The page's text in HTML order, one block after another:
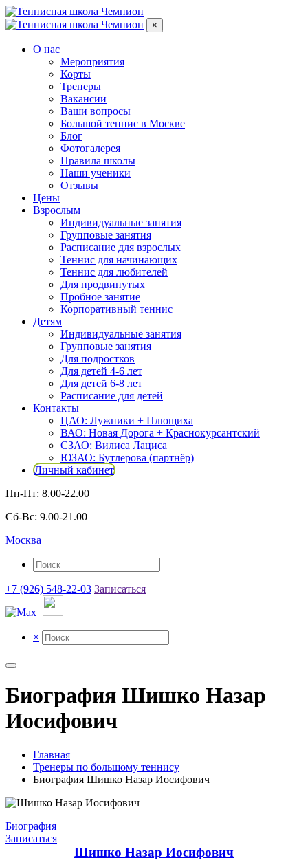
×
О нас
Мероприятия
Корты
Тренеры
Вакансии
Ваши вопросы
Большой теннис в Москве
Блог
Фотогалерея
Правила школы
Наши ученики
Отзывы
Цены
Взрослым
Индивидуальные занятия
Групповые занятия
Расписание для взрослых
Теннис для начинающих
Теннис для любителей
Для продвинутых
Пробное занятие
Корпоративный теннис
Детям
Индивидуальные занятия
Групповые занятия
Для подростков
Для детей 4-6 лет
Для детей 6-8 лет
Расписание для детей
Контакты
ЦАО: Лужники + Плющиха
ВАО: Новая Дорога + Краснокурсантский
СЗАО: Вилиса Лациса
ЮЗАО: Бутлерова (партнёр)
Личный кабинет
Пн-Пт: 8.00-22.00
Сб-Вс: 9.00-21.00
Москва
+7 (926) 548-22-03 Записаться
×
Биография Шишко Назар
Иосифович
Главная
Тренеры по большому теннису
Биография Шишко Назар Иосифович
Биография
Записаться
Шишко Назар Иосифович